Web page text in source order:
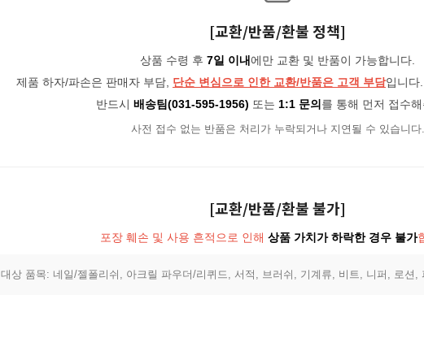
[교환/반품/환불 정책]
상품 수령 후 7일 이내에만 교환 및 반품이 가능합니다.
제품 하자/파손은 판매자 부담, 단순 변심으로 인한 교환/반품은 고객 부담입니다.
반드시 배송팀(031-595-1956) 또는 1:1 문의 를 통해 먼저 접수해
사전 접수 없는 반품은 처리가 누락되거나 지연될 수 있습니다.
[교환/반품/환불 불가]
포장 훼손 및 사용 흔적으로 인해 상품 가치가 하락한 경우 불가
대상 품목: 네일/젤폴리쉬, 아크릴 파우더/리퀴드, 서적, 브러쉬, 기계류, 비트, 니퍼, 로션,